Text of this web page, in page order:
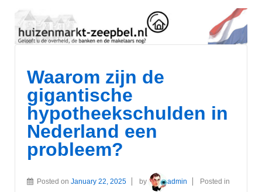
Waarom zijn de
gigantische
hypotheekschulden in
Nederland een
probleem?
Posted on January 22, 2025 by admin
Posted in